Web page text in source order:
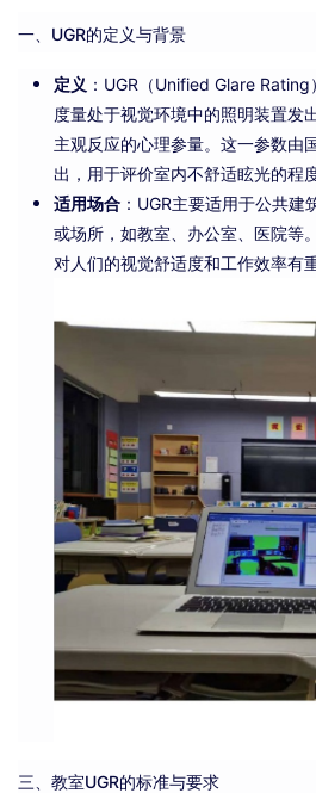
一、UGR的定义与背景
定义 ：UGR（Unified Glare
度量处于视觉环境中的照明装置发
主观反应的心理参量。这一参数由
出，用于评价室内不舒适眩光的程度
适用场合 ：UGR主要适用于公共
或场所，如教室、办公室、医院等
对人们的视觉舒适度和工作效率有
三、教室UGR的标准与要求